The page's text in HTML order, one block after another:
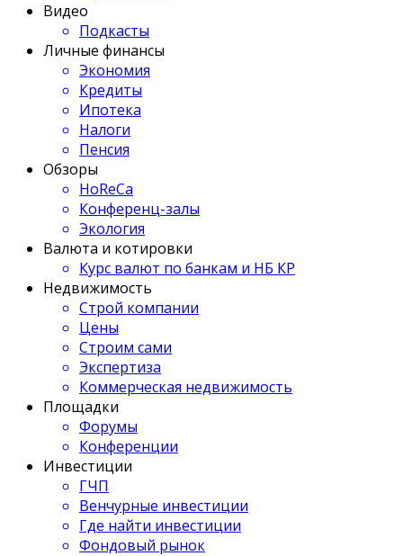
Видео
Подкасты
Личные финансы
Экономия
Кредиты
Ипотека
Налоги
Пенсия
Обзоры
HoReCa
Конференц-залы
Экология
Валюта и котировки
Курс валют по банкам и НБ КР
Недвижимость
Строй компании
Цены
Строим сами
Экспертиза
Коммерческая недвижимость
Площадки
Форумы
Конференции
Инвестиции
ГЧП
Венчурные инвестиции
Где найти инвестиции
Фондовый рынок